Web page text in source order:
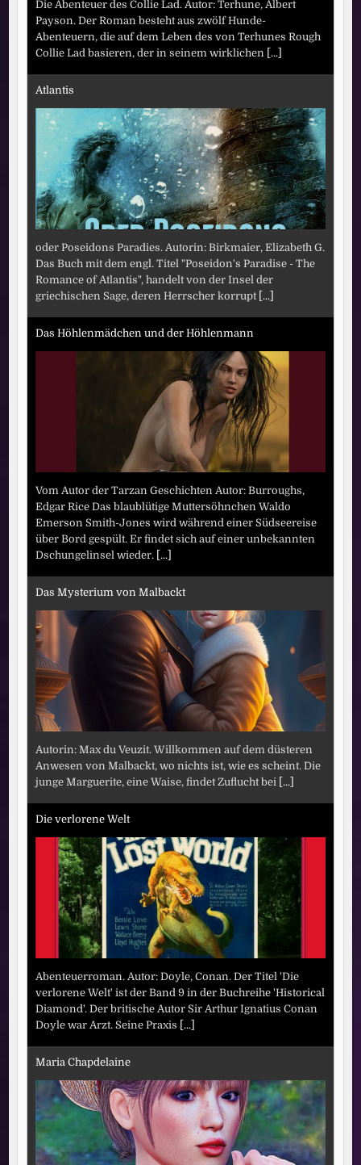
Die Abenteuer des Collie Lad. Autor: Terhune, Albert
Payson. Der Roman besteht aus zwölf Hunde-
Abenteuern, die auf dem Leben des von Terhunes Rough
Collie Lad basieren, der in seinem wirklichen [...]
Atlantis
oder Poseidons Paradies. Autorin: Birkmaier, Elizabeth G.
Das Buch mit dem engl. Titel "Poseidon's Paradise - The
Romance of Atlantis", handelt von der Insel der
griechischen Sage, deren Herrscher korrupt [...]
Das Höhlenmädchen und der Höhlenmann
Vom Autor der Tarzan Geschichten Autor: Burroughs,
Edgar Rice Das blaublütige Muttersöhnchen Waldo
Emerson Smith-Jones wird während einer Südseereise
über Bord gespült. Er findet sich auf einer unbekannten
Dschungelinsel wieder. [...]
Das Mysterium von Malbackt
Autorin: Max du Veuzit. Willkommen auf dem düsteren
Anwesen von Malbackt, wo nichts ist, wie es scheint. Die
junge Marguerite, eine Waise, findet Zuflucht bei [...]
Die verlorene Welt
Abenteuerroman. Autor: Doyle, Conan. Der Titel 'Die
verlorene Welt' ist der Band 9 in der Buchreihe 'Historical
Diamond'. Der britische Autor Sir Arthur Ignatius Conan
Doyle war Arzt. Seine Praxis [...]
Maria Chapdelaine